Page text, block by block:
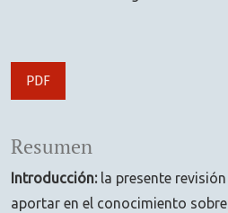
PDF
Resumen
Introducción:la presente
aportar en el conocimiento